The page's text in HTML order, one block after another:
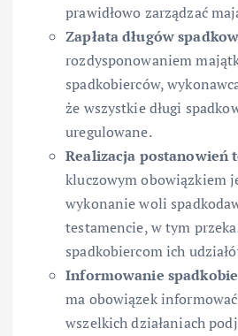
prawidłowo zarządzać
Zapłata długów
rozdysponowaniem
spadkobierców,
że wszystkie długi
uregulowane.
Realizacja postanowień
kluczowym obowiązkiem
wykonanie woli
testamencie, w tym
spadkobiercom ich
Informowanie
ma obowiązek
wszelkich działaniach